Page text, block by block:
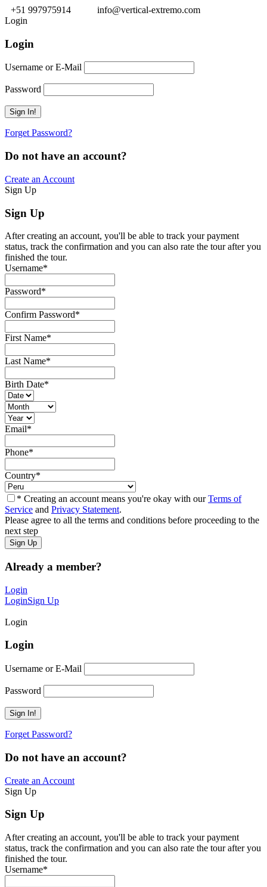
+51 997975914
info@vertical-extremo.com
Login
Login
Username or E-Mail
Password
Forget Password?
Do not have an account?
Create an Account
Sign Up
Sign Up
After creating an account, you'll be able to track your payment
status, track the confirmation and you can also rate the tour after you
finished the tour.
Username*
Password*
Confirm Password*
First Name*
Last Name*
Birth Date*
Email*
Phone*
Country*
* Creating an account means you're okay with ourTerms of
Service and Privacy Statement.
Please agree to all the terms and conditions before proceeding to the
next step
Already a member?
Login
LoginSign Up
Login
Login
Username or E-Mail
Password
Forget Password?
Do not have an account?
Create an Account
Sign Up
Sign Up
After creating an account, you'll be able to track your payment
status, track the confirmation and you can also rate the tour after you
finished the tour.
Username*